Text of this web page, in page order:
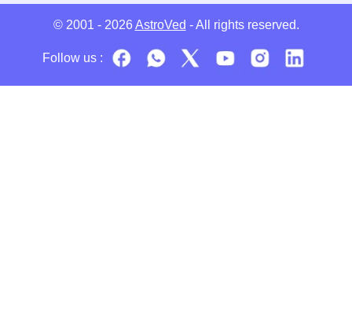
© 2001 - 2026 AstroVed - All rights reserved.
Follow us :